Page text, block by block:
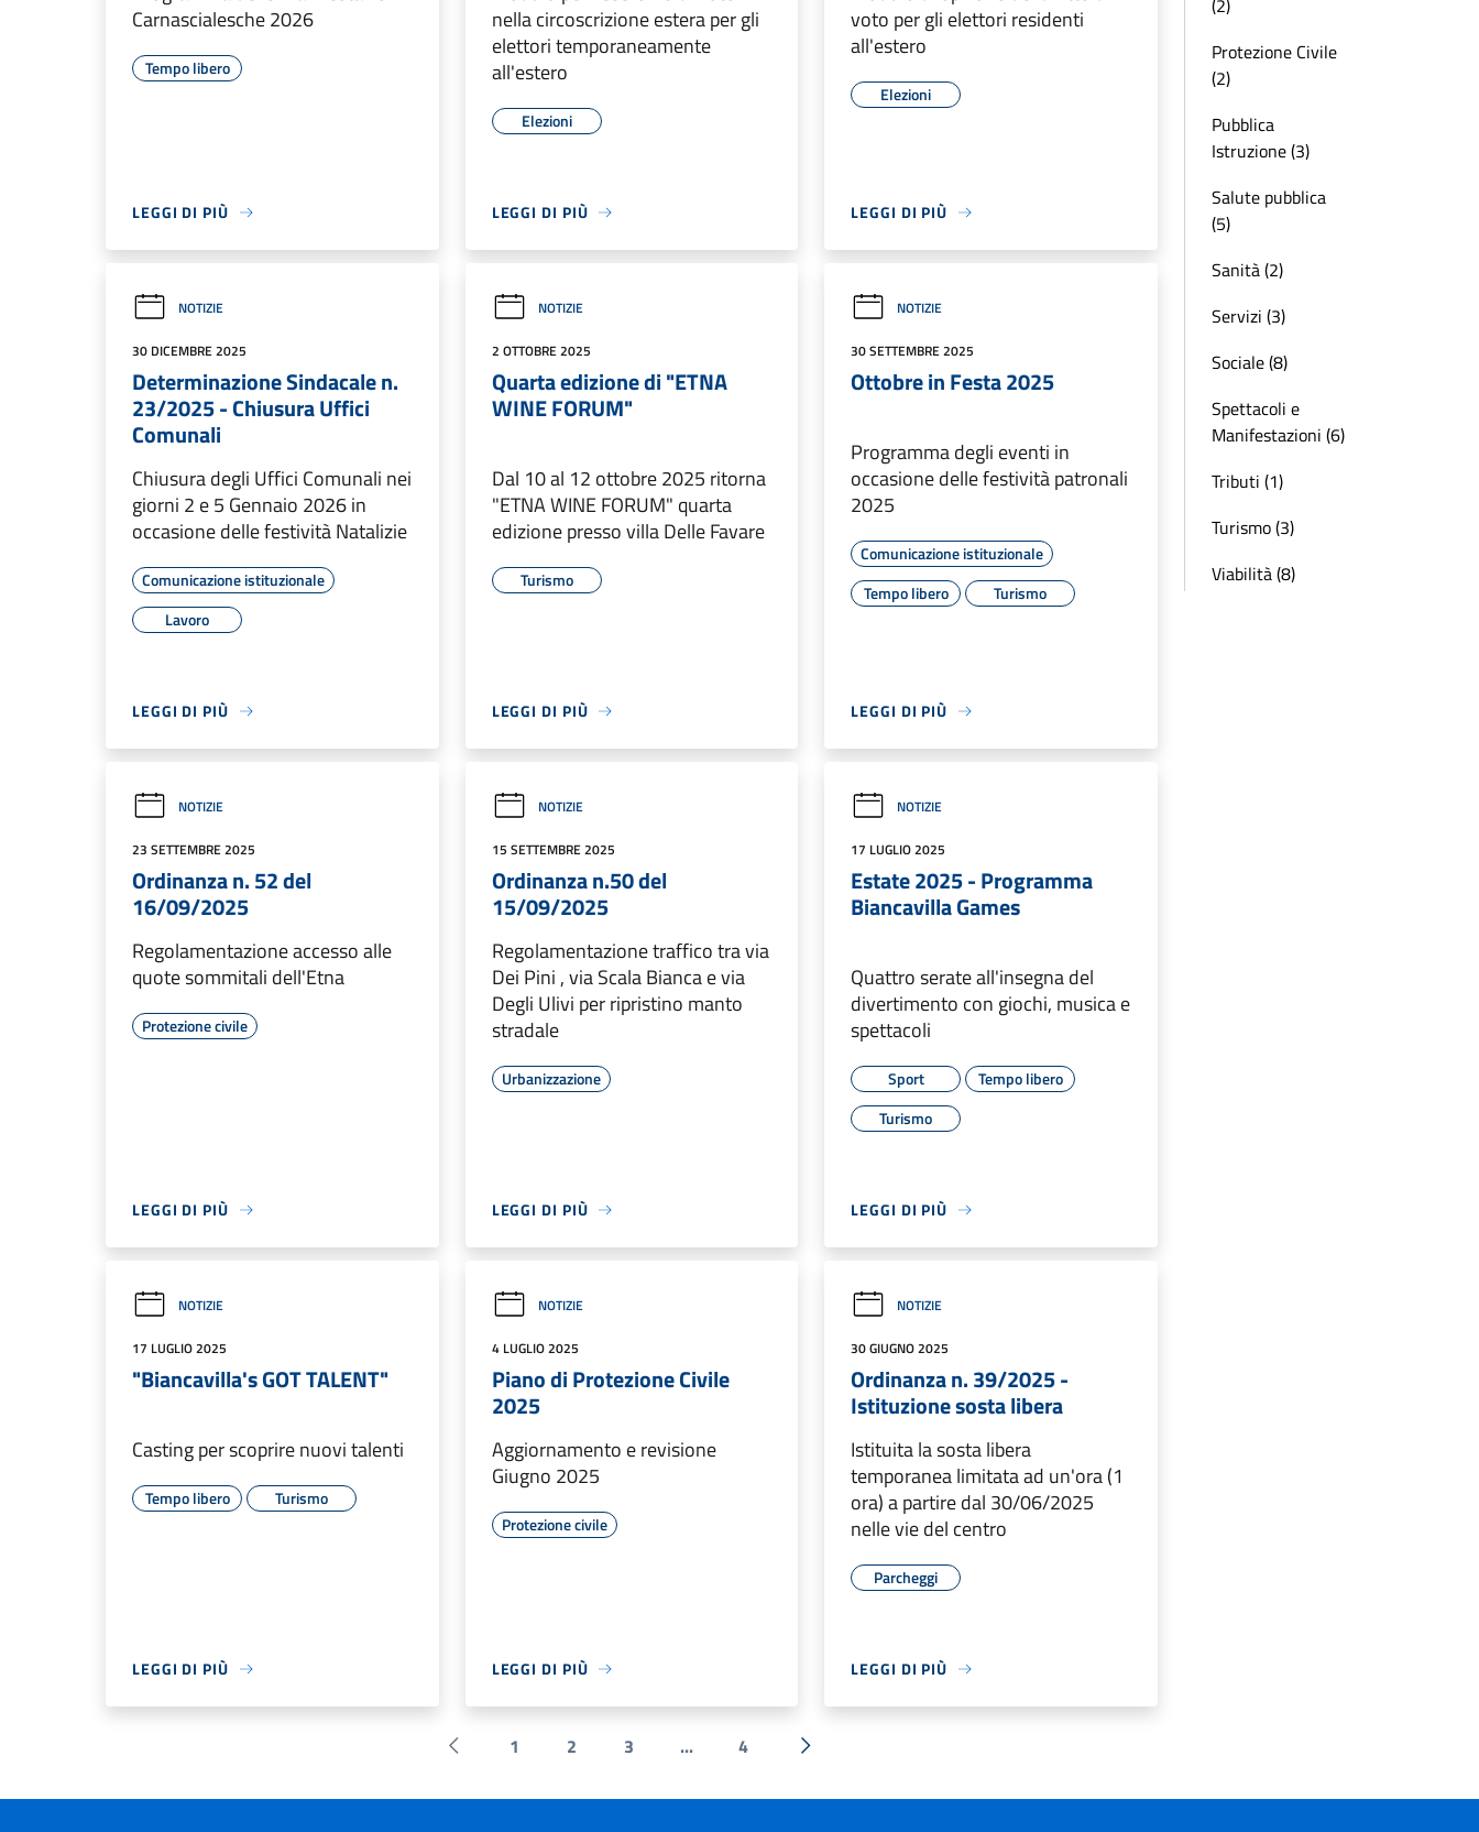
Carnascialesche 2026
Tempo libero
LEGGI DI PIÙ
nella circoscrizione estera per gli
elettori temporaneamente
all'estero
Elezioni
LEGGI DI PIÙ
voto per gli elettori residenti
all'estero
Elezioni
LEGGI DI PIÙ
NOTIZIE
30 DICEMBRE 2025
Determinazione Sindacale n.
23/2025 - Chiusura Uffici
Comunali
Chiusura degli Uffici Comunali nei
giorni 2 e 5 Gennaio 2026 in
occasione delle festività Natalizie
Comunicazione istituzionale
Lavoro
LEGGI DI PIÙ
NOTIZIE
2 OTTOBRE 2025
Quarta edizione di "ETNA
WINE FORUM"
Dal 10 al 12 ottobre 2025 ritorna
"ETNA WINE FORUM" quarta
edizione presso villa Delle Favare
Turismo
LEGGI DI PIÙ
NOTIZIE
30 SETTEMBRE 2025
Ottobre in Festa 2025
Programma degli eventi in
occasione delle festività patronali
2025
Comunicazione istituzionale
Tempo libero
Turismo
LEGGI DI PIÙ
NOTIZIE
23 SETTEMBRE 2025
Ordinanza n. 52 del
16/09/2025
Regolamentazione accesso alle
quote sommitali dell'Etna
Protezione civile
LEGGI DI PIÙ
NOTIZIE
15 SETTEMBRE 2025
Ordinanza n.50 del
15/09/2025
Regolamentazione traffico tra via
Dei Pini , via Scala Bianca e via
Degli Ulivi per ripristino manto
stradale
Urbanizzazione
LEGGI DI PIÙ
NOTIZIE
17 LUGLIO 2025
Estate 2025 - Programma
Biancavilla Games
Quattro serate all'insegna del
divertimento con giochi, musica e
spettacoli
Sport
Tempo libero
Turismo
LEGGI DI PIÙ
NOTIZIE
17 LUGLIO 2025
"Biancavilla's GOT TALENT"
Casting per scoprire nuovi talenti
Tempo libero Turismo
LEGGI DI PIÙ
NOTIZIE
4 LUGLIO 2025
Piano di Protezione Civile
2025
Aggiornamento e revisione
Giugno 2025
Protezione civile
LEGGI DI PIÙ
NOTIZIE
30 GIUGNO 2025
Ordinanza n. 39/2025 -
Istituzione sosta libera
Istituita la sosta libera
temporanea limitata ad un'ora (1
ora) a partire dal 30/06/2025
nelle vie del centro
Parcheggi
LEGGI DI PIÙ
Pagina precedente
1 2 3 ... 4
Successiva »
(2)
Protezione Civile
(2)
Pubblica
Istruzione (3)
Salute pubblica
(5)
Sanità (2)
Servizi (3)
Sociale (8)
Spettacoli e
Manifestazioni (6)
Tributi (1)
Turismo (3)
Viabilità (8)